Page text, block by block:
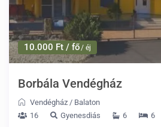
10.000 Ft / fő/ éj
Borbála Vendégház
Vendégház / Balaton
16
Gyenesdiás 6 6